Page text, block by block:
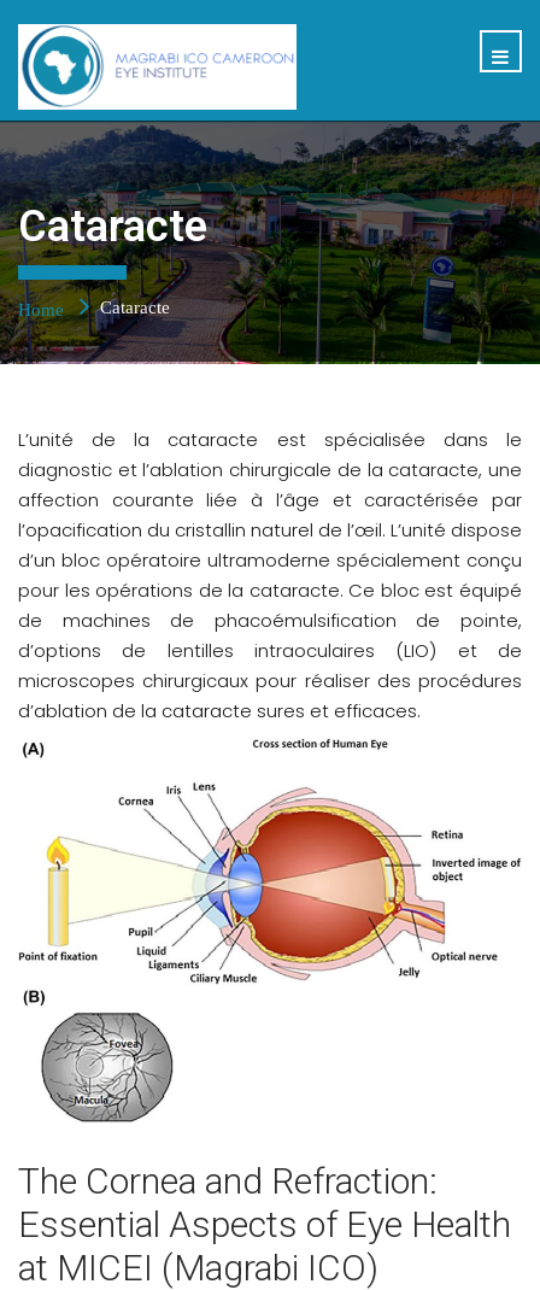
Cataracte
Home Cataracte
L’unité de la cataracte est spécialisée dans le
diagnostic et l’ablation chirurgicale de la cataracte, une
affection courante liée à l’âge et caractérisée par
l’opacification du cristallin naturel de l’œil. L’unité dispose
d’un bloc opératoire ultramoderne spécialement conçu
pour les opérations de la cataracte. Ce bloc est équipé
de machines de phacoémulsification de pointe,
d’options de lentilles intraoculaires (LIO) et de
microscopes chirurgicaux pour réaliser des procédures
d’ablation de la cataracte sures et efficaces.
The Cornea and Refraction:
Essential Aspects of Eye Health
at MICEI (Magrabi ICO)